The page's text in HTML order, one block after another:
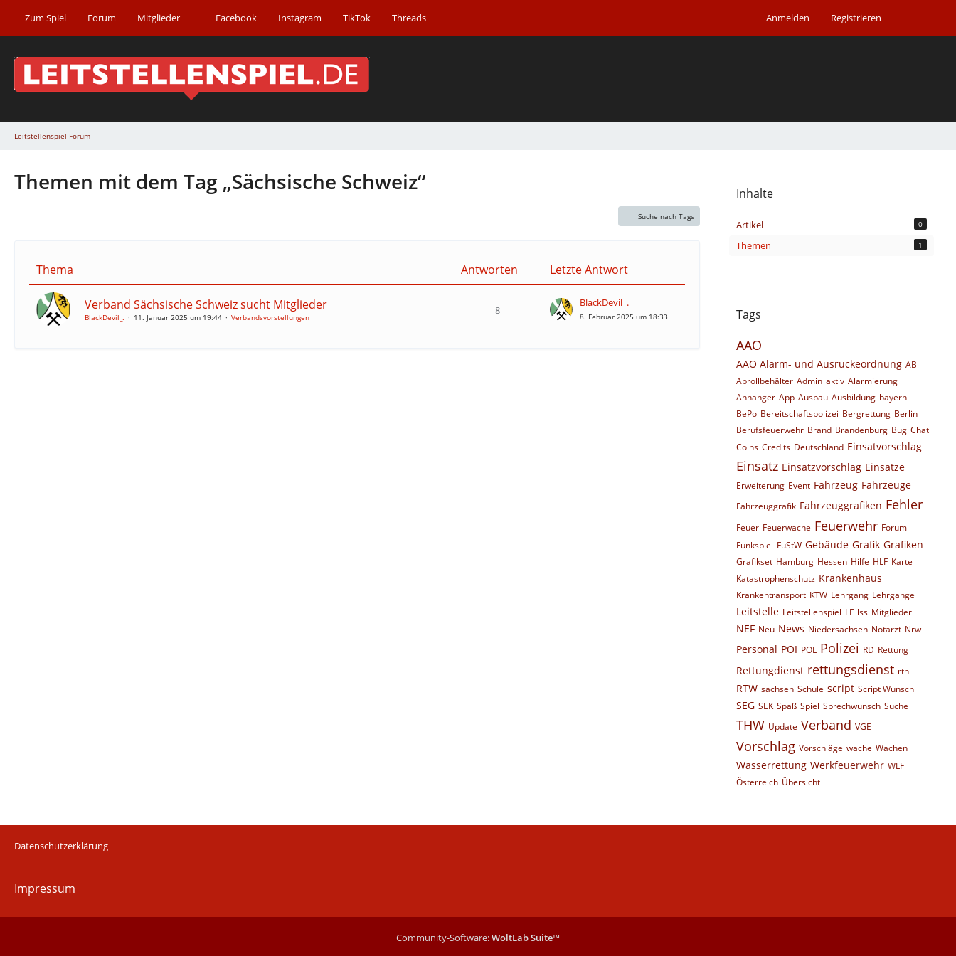
Zum Spiel Forum Mitglieder Facebook Instagram TikTok Threads Anmelden Registrieren
Leitstellenspiel-Forum
Themen mit dem Tag „Sächsische Schweiz“
Suche nach Tags
Thema Antworten Letzte Antwort
Verband Sächsische Schweiz sucht Mitglieder
BlackDevil_. 11. Januar 2025 um 19:44 Verbandsvorstellungen
8
BlackDevil_.
8. Februar 2025 um 18:33
Inhalte
Artikel 0
Themen 1
Tags
AAO
AAO Alarm- und Ausrückeordnung AB
Abrollbehälter Admin aktiv Alarmierung
Anhänger App Ausbau Ausbildung bayern
BePo Bereitschaftspolizei Bergrettung Berlin
Berufsfeuerwehr Brand Brandenburg Bug Chat
Coins Credits Deutschland Einsatvorschlag
Einsatz Einsatzvorschlag Einsätze
Erweiterung Event Fahrzeug Fahrzeuge
Fahrzeuggrafik Fahrzeuggrafiken Fehler
Feuer Feuerwache Feuerwehr Forum
Funkspiel FuStW Gebäude Grafik Grafiken
Grafikset Hamburg Hessen Hilfe HLF Karte
Katastrophenschutz Krankenhaus
Krankentransport KTW Lehrgang Lehrgänge
Leitstelle Leitstellenspiel LF lss Mitglieder
NEF Neu News Niedersachsen Notarzt Nrw
Personal POI POL Polizei RD Rettung
Rettungdienst rettungsdienst rth
RTW sachsen Schule script Script Wunsch
SEG SEK Spaß Spiel Sprechwunsch Suche
THW Update Verband VGE
Vorschlag Vorschläge wache Wachen
Wasserrettung Werkfeuerwehr WLF
Österreich Übersicht
Datenschutzerklärung
Impressum
Community-Software:WoltLab Suite™